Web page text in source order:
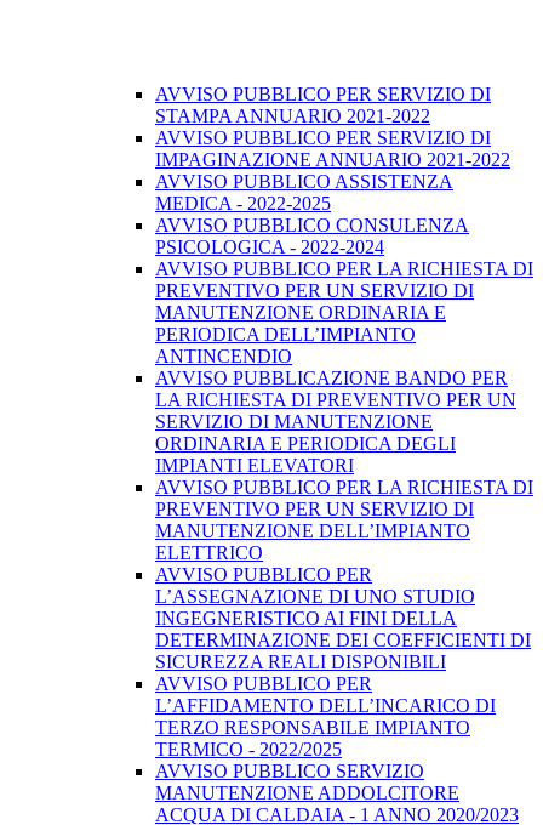
AVVISO PUBBLICO PER SERVIZIO DI
STAMPA ANNUARIO 2021-2022
AVVISO PUBBLICO PER SERVIZIO DI
IMPAGINAZIONE ANNUARIO 2021-2022
AVVISO PUBBLICO ASSISTENZA
MEDICA - 2022-2025
AVVISO PUBBLICO CONSULENZA
PSICOLOGICA - 2022-2024
AVVISO PUBBLICO PER LA RICHIESTA DI
PREVENTIVO PER UN SERVIZIO DI
MANUTENZIONE ORDINARIA E
PERIODICA DELL’IMPIANTO
ANTINCENDIO
AVVISO PUBBLICAZIONE BANDO PER
LA RICHIESTA DI PREVENTIVO PER UN
SERVIZIO DI MANUTENZIONE
ORDINARIA E PERIODICA DEGLI
IMPIANTI ELEVATORI
AVVISO PUBBLICO PER LA RICHIESTA DI
PREVENTIVO PER UN SERVIZIO DI
MANUTENZIONE DELL’IMPIANTO
ELETTRICO
AVVISO PUBBLICO PER
L’ASSEGNAZIONE DI UNO STUDIO
INGEGNERISTICO AI FINI DELLA
DETERMINAZIONE DEI COEFFICIENTI DI
SICUREZZA REALI DISPONIBILI
AVVISO PUBBLICO PER
L’AFFIDAMENTO DELL’INCARICO DI
TERZO RESPONSABILE IMPIANTO
TERMICO - 2022/2025
AVVISO PUBBLICO SERVIZIO
MANUTENZIONE ADDOLCITORE
ACQUA DI CALDAIA - 1 ANNO 2020/2023